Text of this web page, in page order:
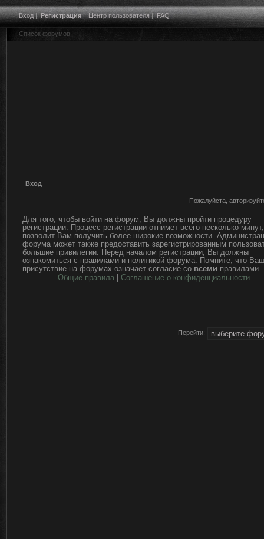
Вход|Регистрация|Центр пользователя|FAQ
Список форумов
Вход
Пожалуйста,
Для того, чтобы войти на форум, Вы должны пройти процедуру
регистрации. Процесс регистрации отнимет всего несколько
позволит Вам получить более широкие возможности.
форума может также предоставить зарегистрированным
большие привилегии. Перед началом регистрации, Вы должны
ознакомиться с правилами и политикой форума. Помните, что
присутствие на форумах означает согласие со всеми правилами.
Общие правила
Соглашение о конфиденциальности
Перейти: